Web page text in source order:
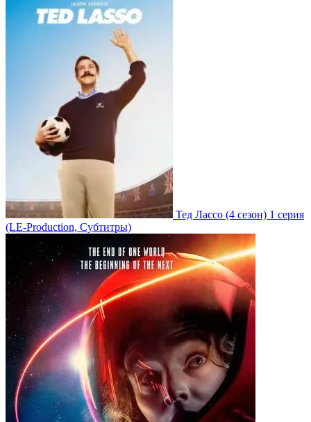
Тед Лассо (4 сезон) 1 серия
(LE-Production, Субтитры)